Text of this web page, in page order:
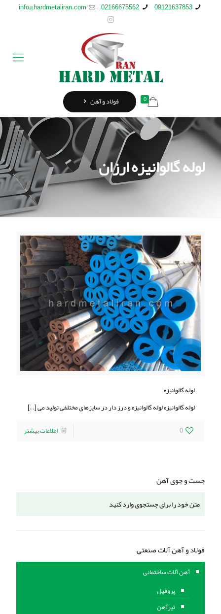
09121637853
02166675562
info@hardmetaliran.com
0 فولاد و آهن
لوله گالوانيزه ارزان
لوله گالوانيزه
لوله گالوانيزه لوله گالوانيزه و درز دار در سایزهای مختلفی تولید می[…]
0
اطلاعات بیشتر
جست و جوی آهن
فولاد و آهن آلات صنعتی
آهن آلات ساختمانی
پروفیل
تیرآهن